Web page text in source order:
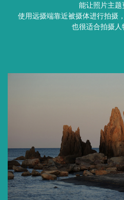
能让照片主题
使用远摄端靠近被摄体进行拍摄
也很适合拍摄人